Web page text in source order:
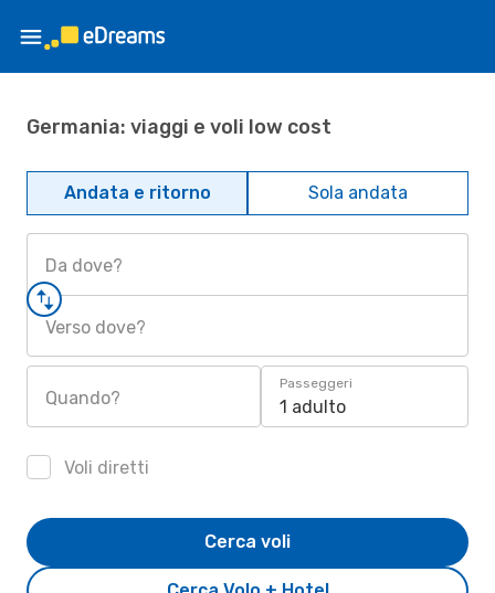
Germania: viaggi e voli low cost
Andata e ritorno Sola andata
Da dove?
Verso dove?
Quando?
Passeggeri
1 adulto
Voli diretti
Cerca voli